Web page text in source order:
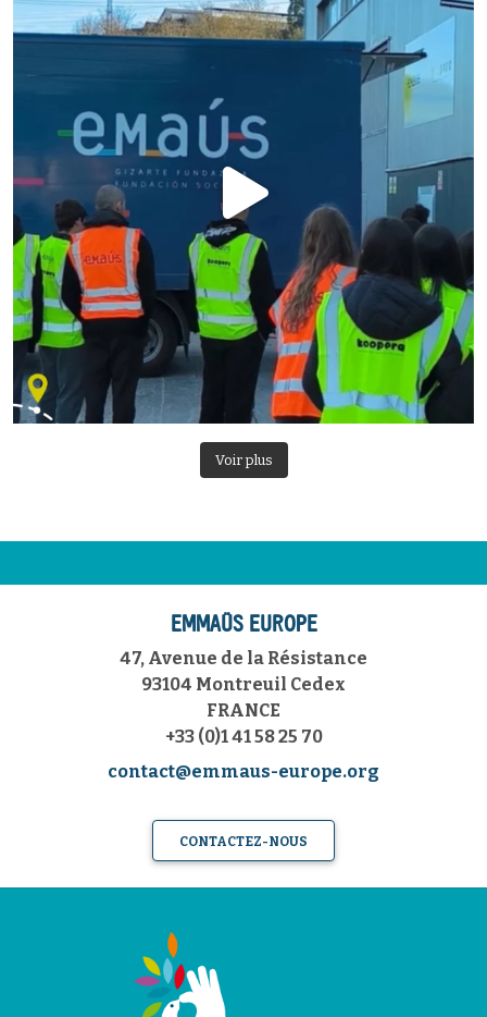
Voir plus
EMMAÜS EUROPE
47, Avenue de la Résistance
93104 Montreuil Cedex
FRANCE
+33 (0)1 41 58 25 70
contact@emmaus-europe.org
CONTACTEZ-NOUS